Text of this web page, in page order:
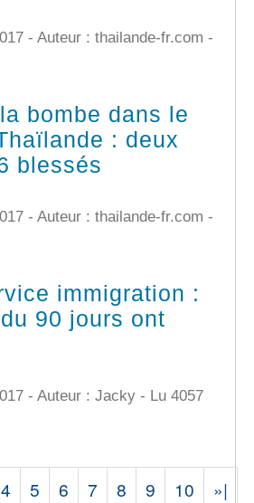
- Auteur : thailande-fr.com -
bombe dans le
: deux
blessés
- Auteur : thailande-fr.com -
immigration :
90 jours ont
- Auteur : Jacky - Lu 4057
4 5 6 7 8 9 10 »|